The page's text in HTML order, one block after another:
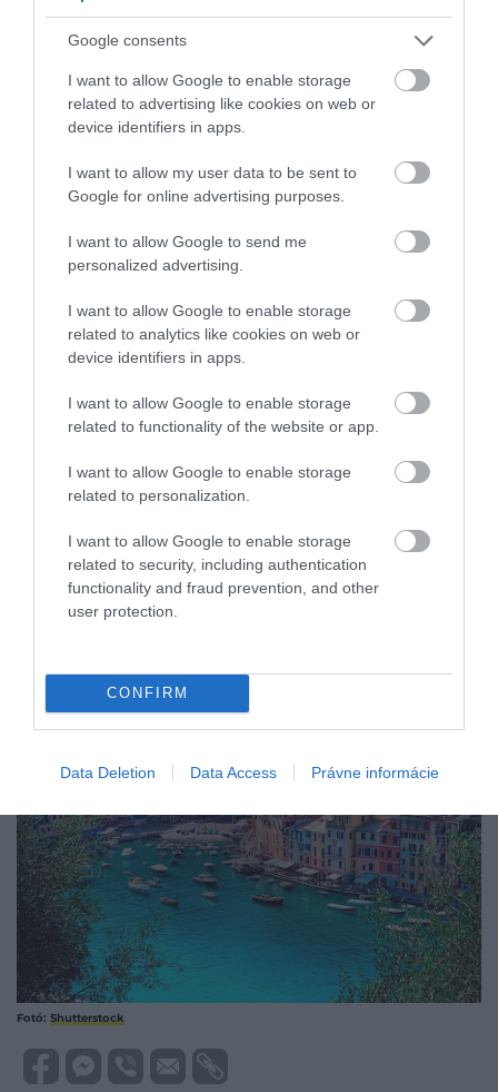
Google consents
I want to allow Google to enable storage
related to advertising like cookies on web or
device identifiers in apps.
I want to allow my user data to be sent to
Google for online advertising purposes.
I want to allow Google to send me
personalized advertising.
I want to allow Google to enable storage
related to analytics like cookies on web or
device identifiers in apps.
I want to allow Google to enable storage
related to functionality of the website or app.
I want to allow Google to enable storage
related to personalization.
I want to allow Google to enable storage
related to security, including authentication
functionality and fraud prevention, and other
user protection.
CONFIRM
Data Deletion Data Access Právne informácie
A piros zónák Portofino központjában találhatók – az
egyik a Piazza Martiri dell'Olivetta és a Calata
Marconi rakpart közötti területen, a másik pedig a
Piazza Martiri dell'Olivetta és az Umberto I. mólónál
szépségű szakasz az elmúlt néhány évben az
Instagramon is hihetetlenül felkapott lett, az
Az 5 legjobb program
Európában 2024-re
Bár a tavaly bevezetett korlátozásnak
köszönhetően a helyzet talán enyhülni látszik, a
2023-as csúcsszezon tapasztalata az, hogy Portofino
hacsak nem ragaszkodunk a nyüzsgő tömeghez,
érdemes lehet a főszezonon kívül ellátogatnunk a
Persze nem ez az első olyan turisztikai célpont
Európában, ahol ennyire szigorú intézkedésekre
Fotó: Shutterstock